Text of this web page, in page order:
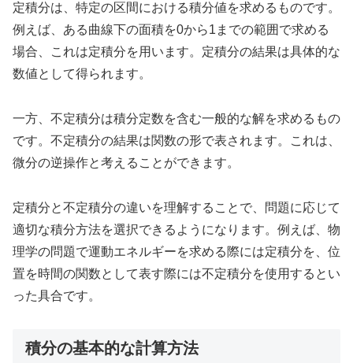
定積分は、特定の区間における積分値を求めるものです。
例えば、ある曲線下の面積を0から1までの範囲で求める
場合、これは定積分を用います。定積分の結果は具体的な
数値として得られます。
一方、不定積分は積分定数を含む一般的な解を求めるもの
です。不定積分の結果は関数の形で表されます。これは、
微分の逆操作と考えることができます。
定積分と不定積分の違いを理解することで、問題に応じて
適切な積分方法を選択できるようになります。例えば、物
理学の問題で運動エネルギーを求める際には定積分を、位
置を時間の関数として表す際には不定積分を使用するとい
った具合です。
積分の基本的な計算方法